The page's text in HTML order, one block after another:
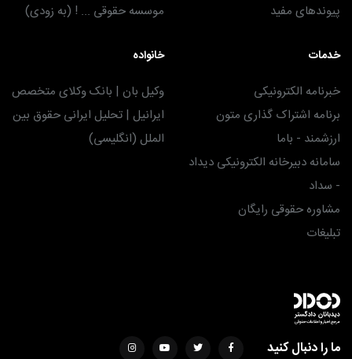
پیوندهای مفید
موسسه حقوقی ... ! (به زودی)
خدمات
خبرنامه الکترونیکی
برنامه اشتراک گذاری متون
ارزشمند - باما
سامانه دبیرخانه الکترونیکی دیداد
- سداد
مشاوره حقوقی رایگان
تبلیغات
خانواده
وکیل بان | بانک وکلای متخصص
ایرانیل | تحلیل ایرانی حقوق بین
الملل (انگلیسی)
ما را دنبال کنید